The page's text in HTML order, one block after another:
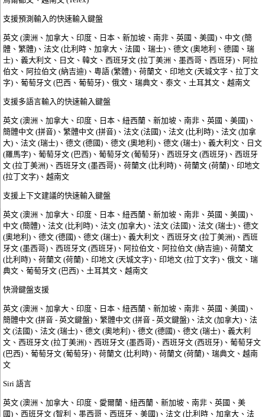
支援預測輸入的快速輸入鍵盤
英文 (澳洲、加拿大、印度、日本、新加坡、南非、英國、美國)、中文 (簡
體、繁體)、法文 (比利時、加拿大、法國、瑞士)、德文 (奧地利、德國、瑞
士)、義大利文、日文、韓文、西班牙文 (拉丁美洲、墨西哥、西班牙)、阿拉
伯文、阿拉伯文 (納吉迪)、粵語 (繁體)、荷蘭文、印地文 (天城文字、拉丁文
字)、葡萄牙文 (巴西、葡萄牙)、俄文、瑞典文、泰文、土耳其文、越南文
支援多語言輸入的快速輸入鍵盤
英文 (澳洲、加拿大、印度、日本、紐西蘭、新加坡、南非、英國、美國)、
簡體中文 (拼音)、繁體中文 (拼音)、法文 (法國)、法文 (比利時)、法文 (加拿
大)、法文 (瑞士)、德文 (德國)、德文 (奧地利)、德文 (瑞士)、義大利文、日文
(羅馬字)、葡萄牙文 (巴西)、葡萄牙文 (葡萄牙)、西班牙文 (西班牙)、西班牙
文 (拉丁美洲)、西班牙文 (墨西哥)、荷蘭文 (比利時)、荷蘭文 (荷蘭)、印地文
(拉丁文字)、越南文
支援上下文建議的快速輸入鍵盤
英文 (澳洲、加拿大、印度、日本、紐西蘭、新加坡、南非、英國、美國)、
中文 (簡體)、法文 (比利時)、法文 (加拿大)、法文 (法國)、法文 (瑞士)、德文
(奧地利)、德文 (德國)、德文 (瑞士)、義大利文、西班牙文 (拉丁美洲)、西班
牙文 (墨西哥)、西班牙文 (西班牙)、阿拉伯文、阿拉伯文 (納吉迪)、荷蘭文
(比利時)、荷蘭文 (荷蘭)、印地文 (天城文字)、印地文 (拉丁文字)、俄文、瑞
典文、葡萄牙文 (巴西)、土耳其文、越南文
快滑鍵盤支援
英文 (澳洲、加拿大、印度、日本、紐西蘭、新加坡、南非、英國、美國)、
簡體中文 (拼音 - 英文鍵盤)、繁體中文 (拼音 - 英文鍵盤)、法文 (加拿大)、法
文 (法國)、法文 (瑞士)、德文 (奧地利)、德文 (德國)、德文 (瑞士)、義大利
文、西班牙文 (拉丁美洲)、西班牙文 (墨西哥)、西班牙文 (西班牙)、葡萄牙文
(巴西)、葡萄牙文 (葡萄牙)、荷蘭文 (比利時)、荷蘭文 (荷蘭)、瑞典文、越南
文
Siri 語言
英文 (澳洲、加拿大、印度、愛爾蘭、紐西蘭、新加坡、南非、英國、美
國)、西班牙文 (智利、墨西哥、西班牙、美國)、法文 (比利時、加拿大、法